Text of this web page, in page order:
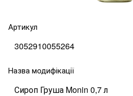
Артикул
3052910055264
Назва модифікації
Сироп Груша Monin 0,7 л